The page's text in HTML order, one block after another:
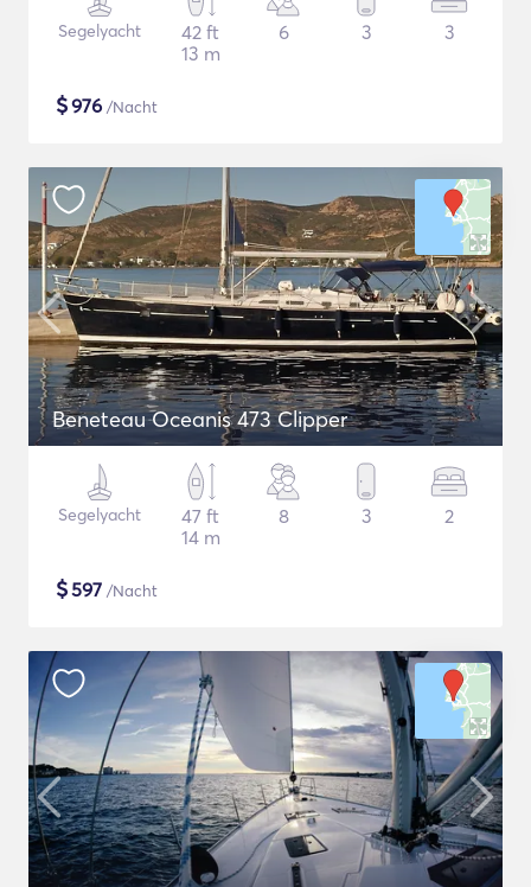
Segelyacht
42 ft
13 m
6 3 3
$976 /Nacht
Beneteau Oceanis 473 Clipper
Segelyacht
47 ft
14 m
8 3 2
$597 /Nacht